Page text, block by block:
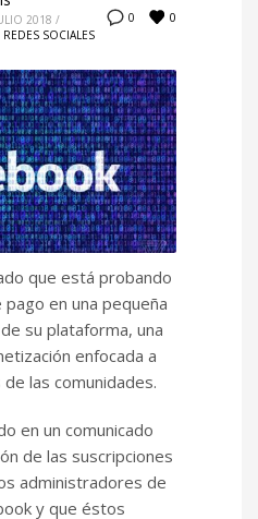
0 0
2018 /
REDES SOCIALES
que está probando
en una pequeña
su plataforma, una
enfocada a
las comunidades.
en un comunicado
de las suscripciones
administradores de
y que éstos